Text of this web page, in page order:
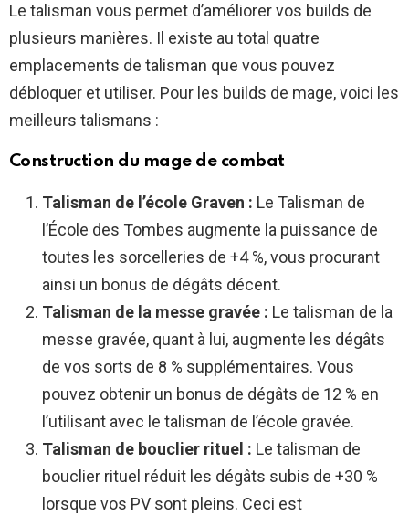
Le talisman vous permet d’améliorer vos builds de
plusieurs manières. Il existe au total quatre
emplacements de talisman que vous pouvez
débloquer et utiliser. Pour les builds de mage, voici les
meilleurs talismans :
Construction du mage de combat
Talisman de l’école Graven : Le Talisman de
l’École des Tombes augmente la puissance de
toutes les sorcelleries de +4 %, vous procurant
ainsi un bonus de dégâts décent.
Talisman de la messe gravée : Le talisman de la
messe gravée, quant à lui, augmente les dégâts
de vos sorts de 8 % supplémentaires. Vous
pouvez obtenir un bonus de dégâts de 12 % en
l’utilisant avec le talisman de l’école gravée.
Talisman de bouclier rituel : Le talisman de
bouclier rituel réduit les dégâts subis de +30 %
lorsque vos PV sont pleins. Ceci est